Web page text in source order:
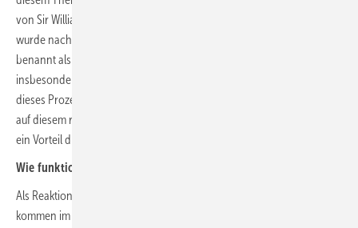
von Sir William Grove eine erste Brennstoffzelle hergestellt. Diese
wurde nach seinem Erfinder als „Grove Cell“ noch ein wenig anders
benannt als heute („fuel cell“). Nachfolgende Denker und
insbesondere Physiker erkannten die hervorragenden Eigenschaften
dieses Prozesses. Immer wieder gab es daher Weiterentwicklungen
auf diesem recht stillen Gebiet. Aber in der Stille liegt ja unter anderem
ein Vorteil dieser Technik.
Wie funktioniert´s?
Als Reaktionspartner für den Prozess innerhalb der Brennstoffzelle
kommen im Idealfall Wasserstoff (H) und Sauerstoff (O) in Frage. Diese